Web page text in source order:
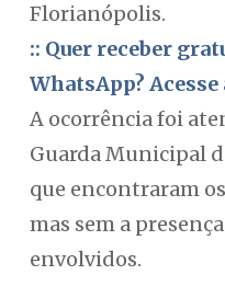
Florianópolis.
:: Quer receber
WhatsApp? Acesse
A ocorrência foi
Guarda Municipal
que encontraram
mas sem a
envolvidos.